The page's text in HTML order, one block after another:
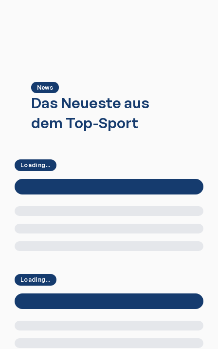
News
Das Neueste aus
dem Top-Sport
Loading...
Loading...